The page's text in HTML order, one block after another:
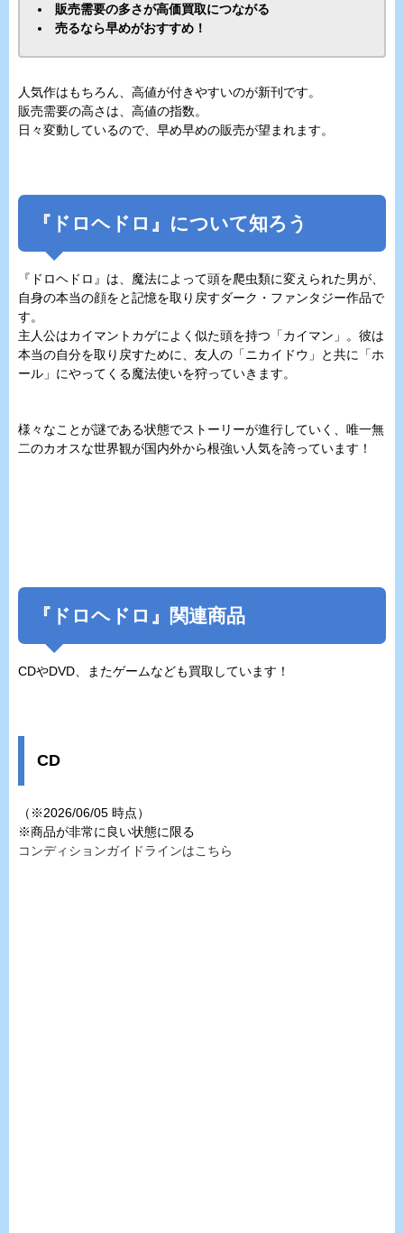
販売需要の多さが高価買取につながる
売るなら早めがおすすめ！
人気作はもちろん、高値が付きやすいのが新刊です。
販売需要の高さは、高値の指数。
日々変動しているので、早め早めの販売が望まれます。
『ドロヘドロ』について知ろう
『ドロヘドロ』は、魔法によって頭を爬虫類に変えられた男が、
自身の本当の顔をと記憶を取り戻すダーク・ファンタジー作品で
す。
主人公はカイマントカゲによく似た頭を持つ「カイマン」。彼は
本当の自分を取り戻すために、友人の「ニカイドウ」と共に「ホ
ール」にやってくる魔法使いを狩っていきます。
様々なことが謎である状態でストーリーが進行していく、唯一無
二のカオスな世界観が国内外から根強い人気を誇っています！
『ドロヘドロ』関連商品
CDやDVD、またゲームなども買取しています！
CD
（※2026/06/05 時点）
※商品が非常に良い状態に限る
コンディションガイドラインはこちら